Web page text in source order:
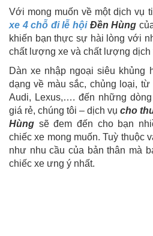
Với mong muốn về một dịch vụ
xe 4 chỗ đi lễ hộiĐền Hùng
khiến bạn thực sự hài lòng với
chất lượng xe và chất lượng dịch
Dàn xe nhập ngoại siêu khủng
dạng về màu sắc, chủng loại,
Audi, Lexus,…. đến những
giá rẻ, chúng tôi – dịch vụ cho
Hùng sẽ đem đến cho bạn
chiếc xe mong muốn. Tuỳ thuộc
như nhu cầu của bản thân mà
chiếc xe ưng ý nhất.